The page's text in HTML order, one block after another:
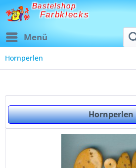
Bastelshop
Farbklecks
Menü
Hornperlen
Hornperlen